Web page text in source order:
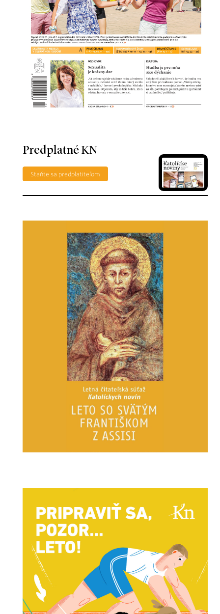
Predplatné KN
Staňte sa predplatiteľom